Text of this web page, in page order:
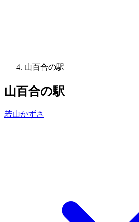
山百合の駅
山百合の駅
若山かずさ